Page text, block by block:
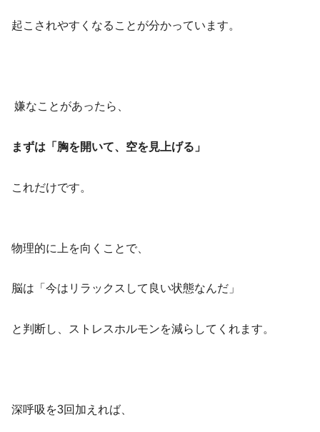
起こされやすくなることが分かっています。
嫌なことがあったら、
まずは「胸を開いて、空を見上げる」
これだけです。
物理的に上を向くことで、
脳は「今はリラックスして良い状態なんだ」
と判断し、ストレスホルモンを減らしてくれます。
深呼吸を3回加えれば、